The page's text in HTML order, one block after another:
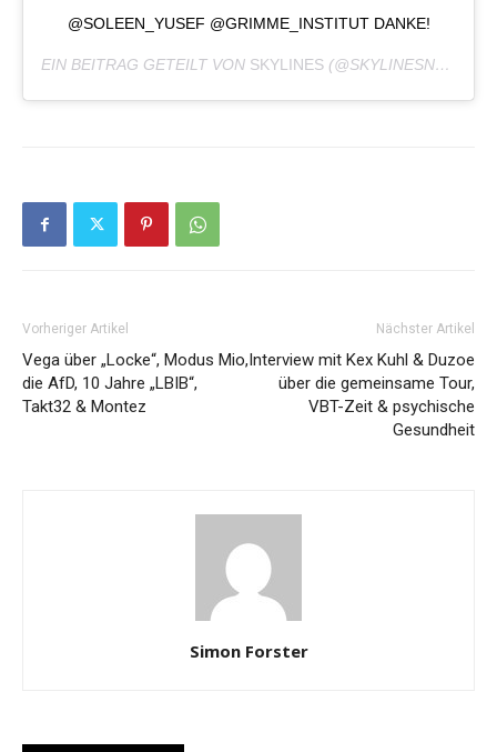
@SOLEEN_YUSEF @GRIMME_INSTITUT DANKE!
EIN BEITRAG GETEILT VON SKYLINES (@SKYLINESNETFLIX) AM
Vorheriger Artikel
Vega über „Locke“, Modus Mio,
die AfD, 10 Jahre „LBIB“,
Takt32 & Montez
Nächster Artikel
Interview mit Kex Kuhl & Duzoe
über die gemeinsame Tour,
VBT-Zeit & psychische
Gesundheit
Simon Forster